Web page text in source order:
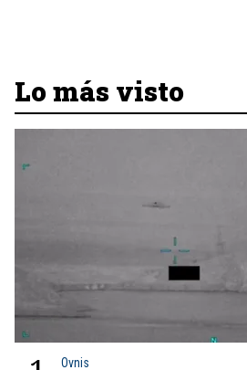
Lo más visto
Ovnis